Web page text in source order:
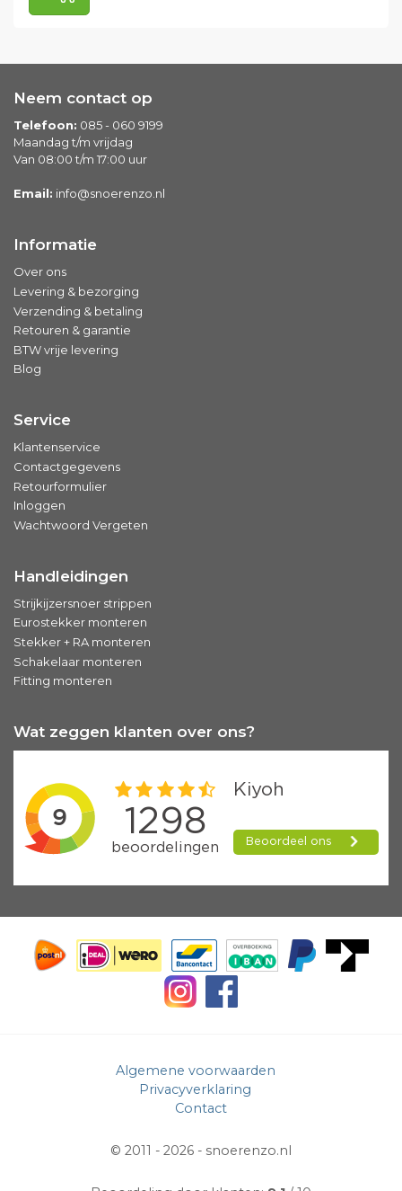
Neem contact op
Telefoon: 085 - 060 9199
Maandag t/m vrijdag
Van 08:00 t/m 17:00 uur
Email: info@snoerenzo.nl
Informatie
Over ons
Levering & bezorging
Verzending & betaling
Retouren & garantie
BTW vrije levering
Blog
Service
Klantenservice
Contactgegevens
Retourformulier
Inloggen
Wachtwoord Vergeten
Handleidingen
Strijkijzersnoer strippen
Eurostekker monteren
Stekker + RA monteren
Schakelaar monteren
Fitting monteren
Wat zeggen klanten over ons?
Algemene voorwaarden
Privacyverklaring
Contact
© 2011 - 2026 - snoerenzo.nl